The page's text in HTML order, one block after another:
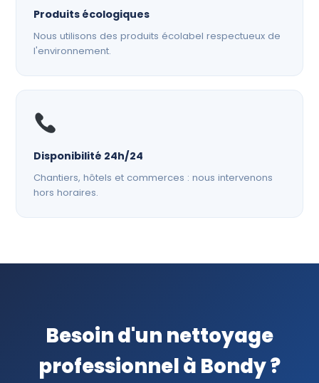
Produits écologiques
Nous utilisons des produits écolabel respectueux de
l'environnement.
Disponibilité 24h/24
Chantiers, hôtels et commerces : nous intervenons
hors horaires.
Besoin d'un nettoyage
professionnel à Bondy ?